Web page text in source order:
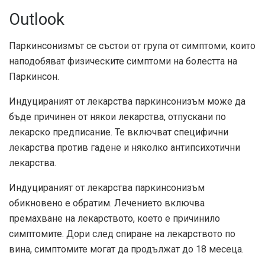
Outlook
Паркинсонизмът се състои от група от симптоми, които
наподобяват физическите симптоми на болестта на
Паркинсон.
Индуцираният от лекарства паркинсонизъм може да
бъде причинен от някои лекарства, отпускани по
лекарско предписание. Те включват специфични
лекарства против гадене и няколко антипсихотични
лекарства.
Индуцираният от лекарства паркинсонизъм
обикновено е обратим. Лечението включва
премахване на лекарството, което е причинило
симптомите. Дори след спиране на лекарството по
вина, симптомите могат да продължат до 18 месеца.